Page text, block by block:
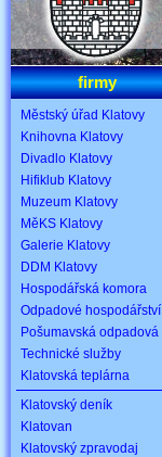
firmy
Městský úřad Klatovy
Knihovna Klatovy
Divadlo Klatovy
Hifiklub Klatovy
Muzeum Klatovy
MěKS Klatovy
Galerie Klatovy
DDM Klatovy
Hospodářská komora
Odpadové hospodářství
Pošumavská odpadová
Technické služby
Klatovská teplárna
Klatovský deník
Klatovan
Klatovský zpravodaj